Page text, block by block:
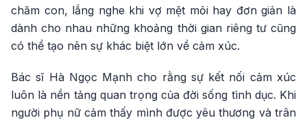
chăm con, lắng nghe khi vợ mệt mỏi hay đơn giản là
dành cho nhau những khoảng thời gian riêng tư cũng
có thể tạo nên sự khác biệt lớn về cảm xúc.
Bác sĩ Hà Ngọc Mạnh cho rằng sự kết nối cảm xúc
luôn là nền tảng quan trọng của đời sống tình dục. Khi
người phụ nữ cảm thấy mình được yêu thương và trân